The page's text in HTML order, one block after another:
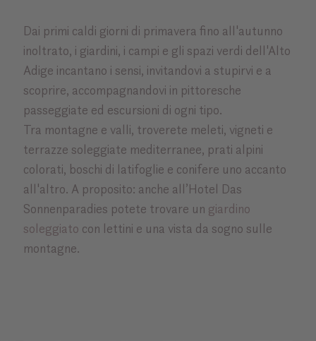
Dai primi caldi giorni di primavera fino all'autunno
inoltrato, i giardini, i campi e gli spazi verdi dell'Alto
Adige incantano i sensi, invitandovi a stupirvi e a
scoprire, accompagnandovi in pittoresche
passeggiate ed escursioni di ogni tipo.
Tra montagne e valli, troverete meleti, vigneti e
terrazze soleggiate mediterranee, prati alpini
colorati, boschi di latifoglie e conifere uno accanto
all'altro. A proposito: anche all’Hotel Das
Sonnenparadies potete trovare un giardino
soleggiato con lettini e una vista da sogno sulle
montagne.